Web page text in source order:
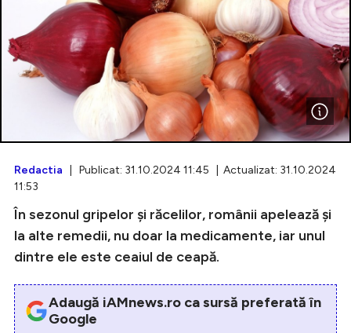
Redactia | Publicat: 31.10.2024 11:45 | Actualizat: 31.10.2024
11:53
În sezonul gripelor și răcelilor, românii apelează și
la alte remedii, nu doar la medicamente, iar unul
dintre ele este ceaiul de ceapă.
Adaugă iAMnews.ro ca sursă preferată în
Google